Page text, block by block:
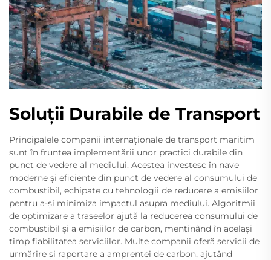
Soluții Durabile de Transport
Principalele companii internaționale de transport maritim
sunt în fruntea implementării unor practici durabile din
punct de vedere al mediului. Acestea investesc în nave
moderne și eficiente din punct de vedere al consumului de
combustibil, echipate cu tehnologii de reducere a emisiilor
pentru a-și minimiza impactul asupra mediului. Algoritmii
de optimizare a traseelor ajută la reducerea consumului de
combustibil și a emisiilor de carbon, menținând în același
timp fiabilitatea serviciilor. Multe companii oferă servicii de
urmărire și raportare a amprentei de carbon, ajutând